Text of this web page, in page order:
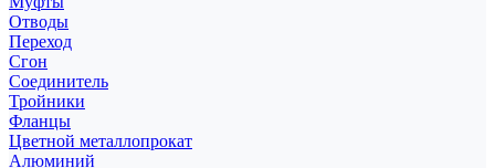
Отводы
Переход
Сгон
Соединитель
Тройники
Фланцы
Цветной металлопрокат
Алюминий